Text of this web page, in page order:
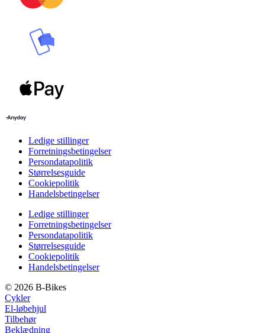
Ledige stillinger
Forretningsbetingelser
Persondatapolitik
Størrelsesguide
Cookiepolitik
Handelsbetingelser
Ledige stillinger
Forretningsbetingelser
Persondatapolitik
Størrelsesguide
Cookiepolitik
Handelsbetingelser
© 2026 B-Bikes
Cykler
El-løbehjul
Tilbehør
Beklædning